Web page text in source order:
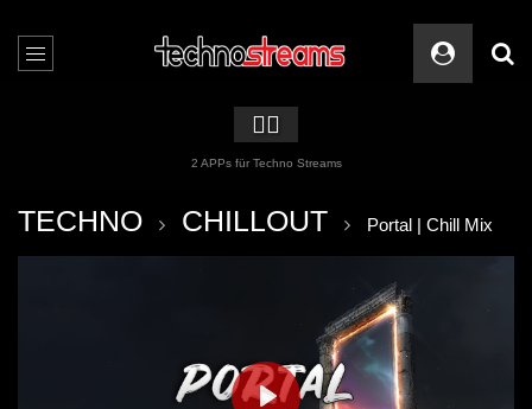
🏳️‍🌈
2 APPs für Techno Streams
TECHNO CHILLOUT Portal | Chill Mix